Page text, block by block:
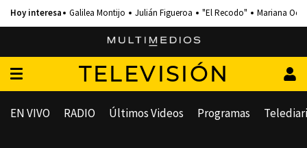
Galilea Montijo Julián Figueroa "El Recodo" Mariana
TELEVISIÓN
EN VIVO RADIO Últimos Videos Programas